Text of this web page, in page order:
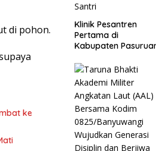
di pohon.
ke
Klinik Pesantren
Pertama di
Kabupaten
Besuk Kejayan,
Permudah Layanan
Kesehatan Santri